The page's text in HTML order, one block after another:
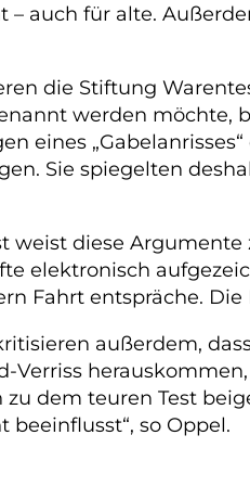
– auch für alte.
die Stiftung
werden möchte,
eines
Sie spiegelten
weist diese
elektronisch
Fahrt entspräche.
außerdem,
Verriss
dem teuren Test
beeinflusst“, so Oppel.